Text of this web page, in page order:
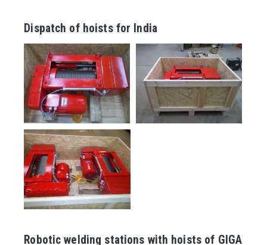
Dispatch of hoists for India
Robotic welding stations with hoists of GIGA